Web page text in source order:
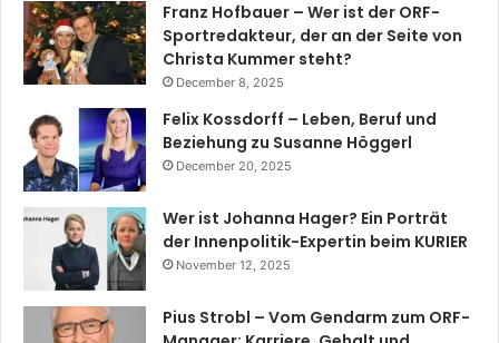
Franz Hofbauer – Wer ist der ORF-
Sportredakteur, der an der Seite von
Christa Kummer steht?
December 8, 2025
Felix Kossdorff – Leben, Beruf und
Beziehung zu Susanne Höggerl
December 20, 2025
Wer ist Johanna Hager? Ein Porträt
der Innenpolitik-Expertin beim KURIER
November 12, 2025
Pius Strobl – Vom Gendarm zum ORF-